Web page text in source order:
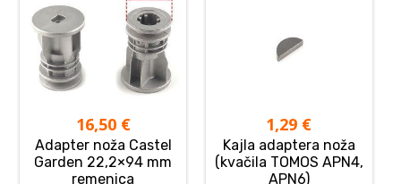
16,50 €
Adapter noža Castel
Garden 22,2×94 mm
remenica
1,29 €
Kajla adaptera noža
(kvačila TOMOS APN4,
APN6)